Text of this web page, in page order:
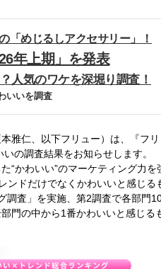
「めじるしアクセサリー」！
年上期」を発表
人気のワケを深堀り調査！
いいを調査
雅仁、以下フリュー）は、『フリ
の調査結果をお知らせします。
“かわいい”のマーケティング力を
ンドだけでなくかわいいと感じる
調査」を実施、第2調査で各部門
門の中から1番かわいいと感じる